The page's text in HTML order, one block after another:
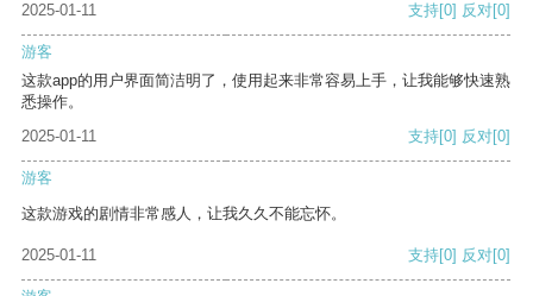
2025-01-11 支持[0] 反对[0]
游客
这款app的用户界面简洁明了，使用起来非常容易上手，让我能够快速熟
悉操作。
2025-01-11
支持[0] 反对[0]
游客
这款游戏的剧情非常感人，让我久久不能忘怀。
2025-01-11 支持[0] 反对[0]